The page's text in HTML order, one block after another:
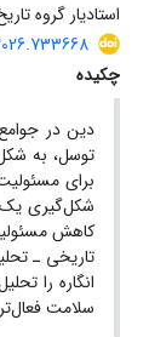
استادیار گروه
چکیده
دین در
توسل، به
برای
شکل‌گیری یک
کاهش
تاریخی ـ
انگاره را
سلامت